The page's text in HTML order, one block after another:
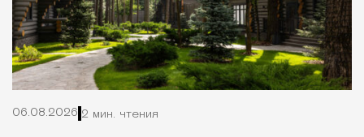
06.08.2026 2 мин. чтения